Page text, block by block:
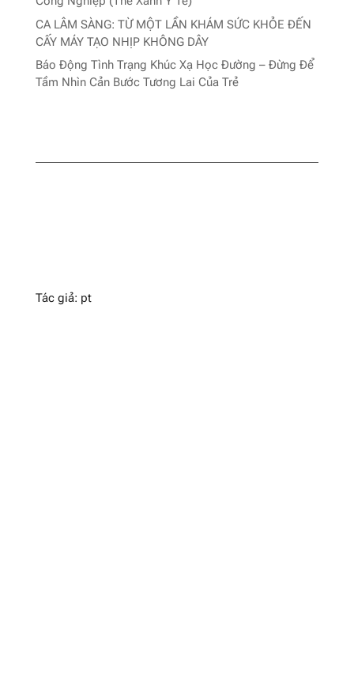
CA LÂM SÀNG: TỪ MỘT LẦN KHÁM SỨC KHỎE ĐẾN
CẤY MÁY TẠO NHỊP KHÔNG DÂY
Báo Động Tình Trạng Khúc Xạ Học Đường – Đừng Để
Tầm Nhìn Cản Bước Tương Lai Của Trẻ
Tác giả: pt